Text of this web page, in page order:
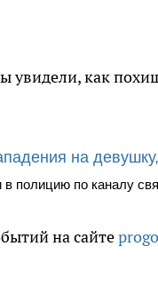
увидели, как
на девушку,
полицию по каналу
на сайте